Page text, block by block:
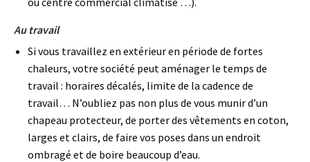
Au travail
Si vous travaillez en extérieur en période de fortes
chaleurs, votre société peut aménager le temps de
travail : horaires décalés, limite de la cadence de
travail… N’oubliez pas non plus de vous munir d’un
chapeau protecteur, de porter des vêtements en coton,
larges et clairs, de faire vos poses dans un endroit
ombragé et de boire beaucoup d’eau.